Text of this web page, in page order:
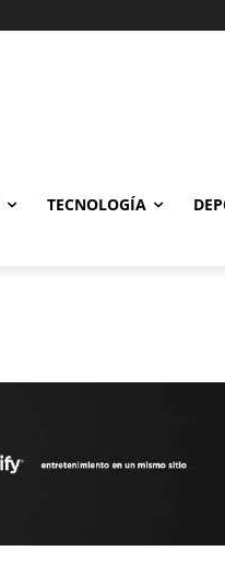
TECNOLOGÍA